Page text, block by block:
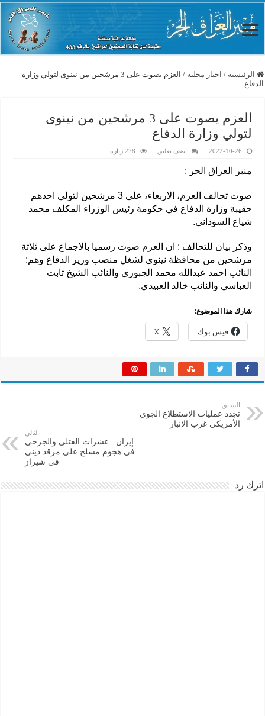
الرئيسية / اخبار محلية /
العزم يصوت على 3 مرشحين من نينوى لتولي وزارة
الدفاع
العزم يصوت على 3 مرشحين من نينوى
لتولي وزارة الدفاع
2022-10-26 اضف تعليق 278 زيارة
منبر العراق الحر :
صوت تحالف العزم، الاربعاء، على 3 مرشحين لتولي احدهم
حقيبة وزارة الدفاع في حكومة رئيس الوزراء المكلف محمد
شياع السوداني.
وذكر بيان للتحالف : ان العزم صوت رسميا بالاجماع على ثلاثة
مرشحين من محافظة نينوى لشغل منصب وزير الدفاع وهم:
النائب احمد عبدالله محمد الجبوري والنائب الشيخ ثابت
العباسي والنائب خالد العبيدي.
شارك هذا الموضوع:
فيس بوك X
السابق
تجدد عمليات الاستطلاع الجوي
الأمريكي غرب الانبار
التالي
إيران.. عشرات القتلى والجرحى
في هجوم مسلح على مرقد ديني
في شيراز
اترك رد